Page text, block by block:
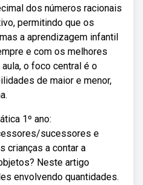
dos números racionais
permitindo que os
a aprendizagem infantil
e com os melhores
o foco central é o
de maior e menor,
1º ano:
sucessores e
crianças a contar a
Neste artigo
envolvendo quantidades.